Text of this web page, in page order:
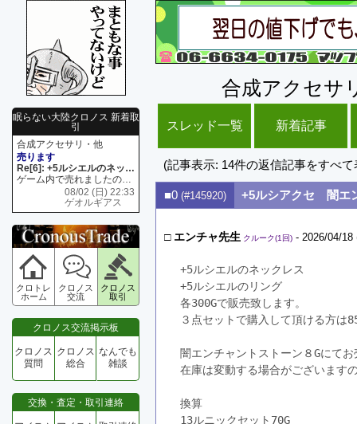
眠らない大陸クロノス 新着取
引
合成アクセサリ・他
売ります
Re[6]: +5ルシエルのネックレス
ゲーム内で売れましたので 在庫がネク1 リング4 となります リングのお値段は80G といたします
08/02 (日) 22:33
ゲオルギアス
クロトレ
ホーム
クロノス
交流
クロノス
取引
クロノス交流掲示板
クロノス
質問
クロノス
総合
なんでも
雑談
交換・査定・取引連絡
合成アクセサ
スレッド一覧 新着記事
(記事表示: 14件の返信記事をすべ
■0 (#145920) +5ルシアクセ 闇エ
□ エンチャ先生 クルーク(1回) - 2026/04/
+5ルシエルのネックレス
+5ルシエルのリング
各300Gで販売致します。
３点セットで購入して頂ける方は
闇エンチャントストーン８Gにて
在庫は変動する場合がございます
換算
13ルニックセット70G